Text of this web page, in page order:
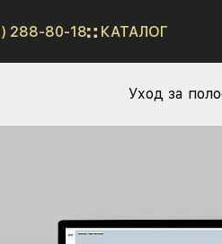
288-80-18 КАТАЛОГ
Уход за